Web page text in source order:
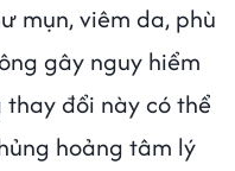
mụn, viêm da, phù
gây nguy hiểm
đổi này có thể
hoảng tâm lý